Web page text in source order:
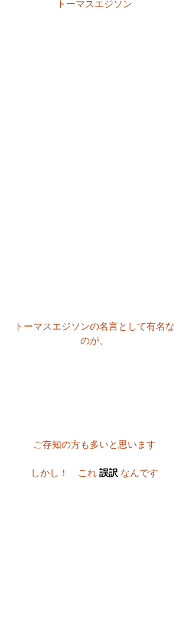
トーマスエジソン
トーマスエジソンの名言として有名な
のが、
ご存知の方も多いと思います
しかし！　これ 誤訳 なんです